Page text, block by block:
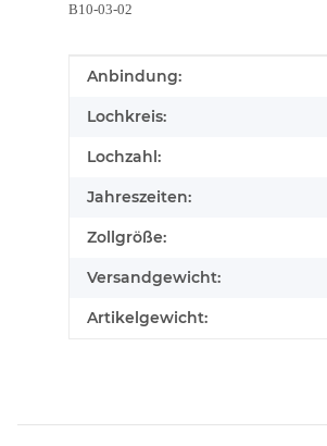
B10-03-02
Produkteigenschaft
Wert
Anbindung:
Lochkreis:
Lochzahl:
Jahreszeiten:
Zollgröße:
Versandgewicht:
Artikelgewicht: